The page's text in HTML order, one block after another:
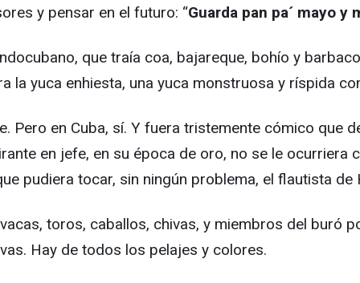
y pensar en el futuro: “Guarda pan pa´ mayo y
que traía coa, bajareque, bohío y
la yuca enhiesta, una yuca monstruosa y ríspida
Pero en Cuba, sí. Y fuera tristemente cómico que
en jefe, en su época de oro, no se le
pudiera tocar, sin ningún problema, el flautista de
toros, caballos, chivas, y miembros del buró
Hay de todos los pelajes y colores.